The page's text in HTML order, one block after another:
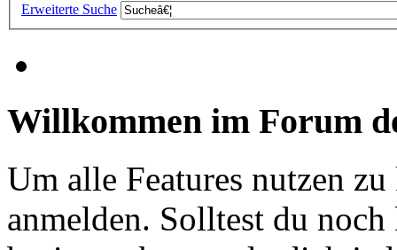
Erweiterte Suche
Willkommen im Forum
Um alle Features nutzen
anmelden. Solltest du